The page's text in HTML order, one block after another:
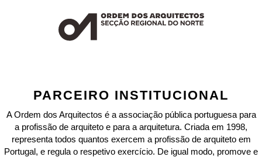
PARCEIRO INSTITUCIONAL
A Ordem dos Arquitectos é a associação pública portuguesa para
a profissão de arquiteto e para a arquitetura. Criada em 1998,
representa todos quantos exercem a profissão de arquiteto em
Portugal, e regula o respetivo exercício. De igual modo, promove e